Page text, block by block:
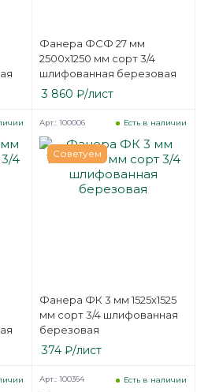
Фанера ФСФ 27 мм
2500х1250 мм сорт 3/4
шлифованная березовая
3 860 ₽/лист
Советуем
Фанера ФК 3 мм 1525х1525
мм сорт 3/4 шлифованная
березовая
Есть в наличии
Арт.: 100006
374₽/лист
Есть в наличии
Арт.: 100364